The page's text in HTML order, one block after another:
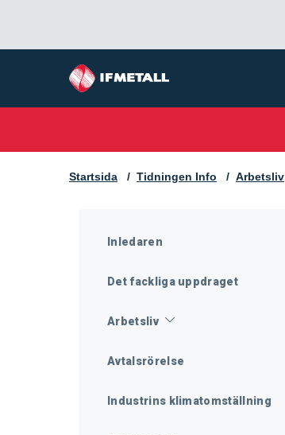
Startsida Tidningen Info Arbetsliv
Inledaren
Det fackliga uppdraget
Arbetsliv
Avtalsrörelse
Industrins klimatomställning